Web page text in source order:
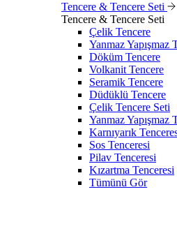
Tencere & Tencere Seti
Tencere & Tencere Seti
Çelik Tencere
Yanmaz Yapışmaz
Döküm Tencere
Volkanit Tencere
Seramik Tencere
Düdüklü Tencere
Çelik Tencere Seti
Yanmaz Yapışmaz
Karnıyarık
Sos Tenceresi
Pilav Tenceresi
Kızartma Tenceresi
Tümünü Gör